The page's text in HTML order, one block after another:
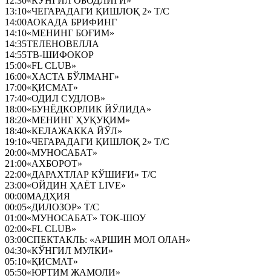
13:10«ЧЕГАРАДАГИ ҚИШЛОҚ 2» Т/С
14:00АОКАДА БРИФИНГ
14:10«МЕНИНГ БОҒИМ»
14:35ТЕЛЕНОВЕЛЛА
14:55ТВ-ШИФОКОР
15:00«FL CLUB»
16:00«ХАСТА БЎЛМАНГ»
17:00«ҚИСМАТ»
17:40«ОДИЛ СУДЛОВ»
18:00«БУНЁДКОРЛИК ЙЎЛИДА»
18:20«МЕНИНГ ҲУҚУҚИМ»
18:40«КЕЛАЖАККА ЙЎЛ»
19:10«ЧЕГАРАДАГИ ҚИШЛОҚ 2» Т/С
20:00«МУНОСАБАТ»
21:00«АХБОРОТ»
22:00«ДАРАХТЛАР КЎШИҒИ» Т/С
23:00«ОЙДИН ҲАЁТ LIVE»
00:00МАДҲИЯ
00:05«ДИЛОЗОР» Т/С
01:00«МУНОСАБАТ» ТОК-ШОУ
02:00«FL CLUB»
03:00СПЕКТАКЛЬ: «АРШИН МОЛ ОЛАН»
04:30«КЎНГИЛ МУЛКИ»
05:10«ҚИСМАТ»
05:50«ЮРТИМ ЖАМОЛИ»